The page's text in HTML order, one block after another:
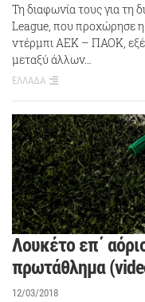
Τη διαφωνία τους για τη
League, που προχώρησε η
ντέρμπι ΑΕΚ – ΠΑΟΚ,
μεταξύ άλλων…
ΕΛΛΑΔΑ
Λουκέτο επ΄
πρωτάθλημα
12/03/2018